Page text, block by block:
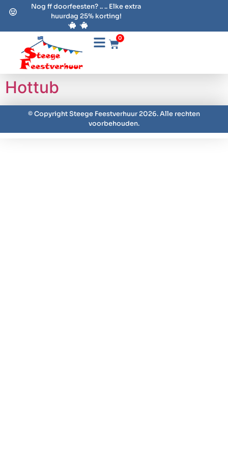
Nog ff doorfeesten? .. .. Elke extra
huurdag 25% korting!
0
Hottub
© Copyright Steege Feestverhuur 2026. Alle rechten
voorbehouden.